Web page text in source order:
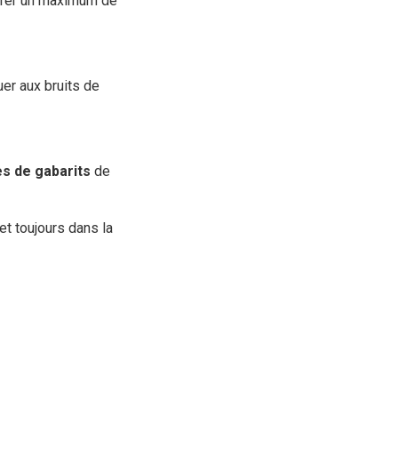
aux bruits de
de gabarits de
toujours dans la